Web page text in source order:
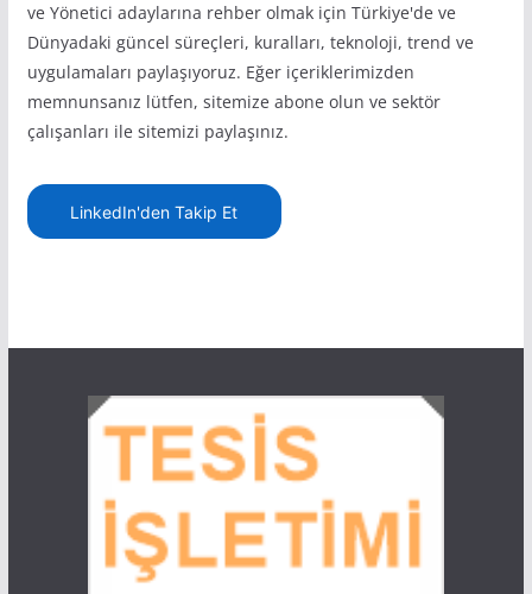
ve Yönetici adaylarına rehber olmak için Türkiye'de ve
Dünyadaki güncel süreçleri, kuralları, teknoloji, trend ve
uygulamaları paylaşıyoruz. Eğer içeriklerimizden
memnunsanız lütfen, sitemize abone olun ve sektör
çalışanları ile sitemizi paylaşınız.
LinkedIn'den Takip Et